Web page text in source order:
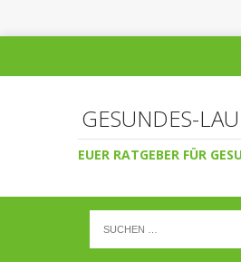
GESUNDES-
EUER RATGEBER FÜR